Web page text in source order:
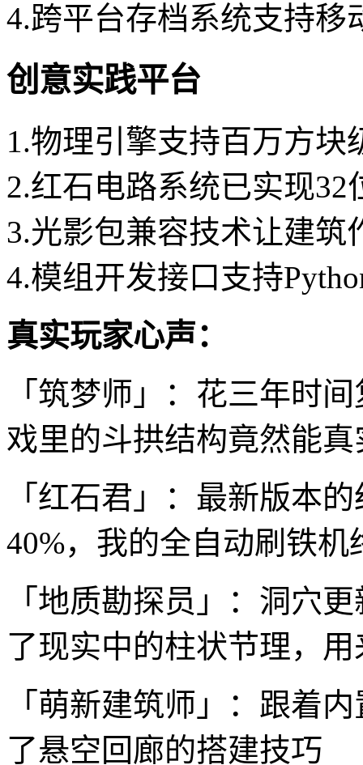
4.跨平台存档系统支持移
创意实践平台
1.物理引擎支持百万方块
2.红石电路系统已实现
3.光影包兼容技术让建筑
4.模组开发接口支持
真实玩家心声：
「筑梦师」：花三年时
戏里的斗拱结构竟然能真
「红石君」：最新版本
40%，我的全自动刷铁
「地质勘探员」：洞穴
了现实中的柱状节理，
「萌新建筑师」：跟着
了悬空回廊的搭建技巧